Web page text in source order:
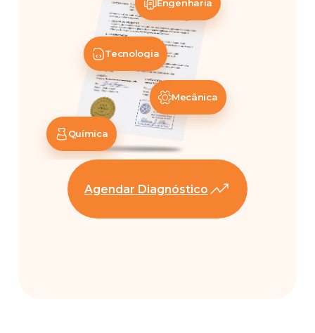
Agendar Diagnóstico
Mecânica
Tecnologia
Engenharia
Química